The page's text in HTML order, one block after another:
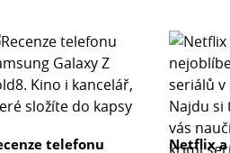
telefonu
Netflix a